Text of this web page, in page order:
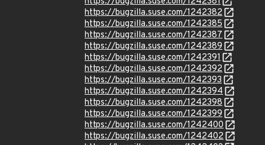
https://bugzilla.suse.com/1242382
https://bugzilla.suse.com/1242385
https://bugzilla.suse.com/1242387
https://bugzilla.suse.com/1242389
https://bugzilla.suse.com/1242391
https://bugzilla.suse.com/1242392
https://bugzilla.suse.com/1242393
https://bugzilla.suse.com/1242394
https://bugzilla.suse.com/1242398
https://bugzilla.suse.com/1242399
https://bugzilla.suse.com/1242400
https://bugzilla.suse.com/1242402